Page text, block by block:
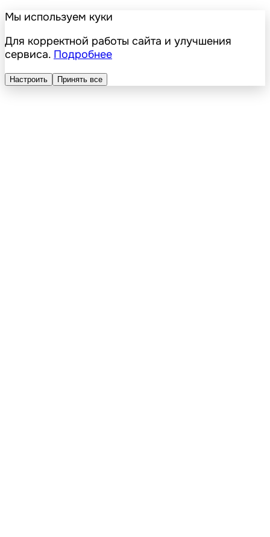
Мы используем куки
Для корректной работы сайта и улучшения
сервиса. Подробнее
Настроить Принять все